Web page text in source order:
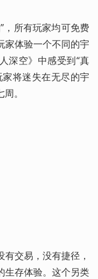
，所有玩家均可免费
家体验一个不同的宇
深空》中感受到“真
将迷失在无尽的宇
。
交易，没有捷径，
生存体验。这个另类